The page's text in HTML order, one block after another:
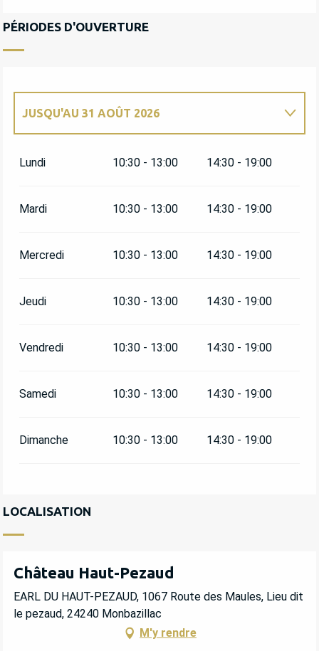
PÉRIODES D'OUVERTURE
JUSQU'AU 31 AOÛT 2026
Lundi 10:30 - 13:00 14:30 - 19:00
Mardi 10:30 - 13:00 14:30 - 19:00
Mercredi 10:30 - 13:00 14:30 - 19:00
Jeudi 10:30 - 13:00 14:30 - 19:00
Vendredi 10:30 - 13:00 14:30 - 19:00
Samedi 10:30 - 13:00 14:30 - 19:00
Dimanche 10:30 - 13:00 14:30 - 19:00
LOCALISATION
Château Haut-Pezaud
EARL DU HAUT-PEZAUD, 1067 Route des Maules, Lieu dit
le pezaud, 24240 Monbazillac
M'y rendre